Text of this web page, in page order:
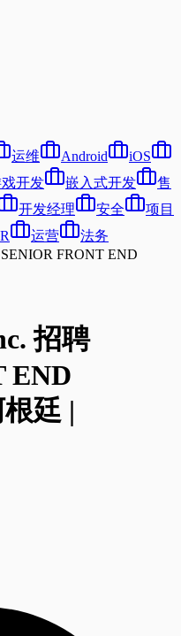
运维 Android
iOS
开发 嵌入式开发
售
开发经理 安全
项目
运营
法务
FRONT END
招聘
END
廷 |